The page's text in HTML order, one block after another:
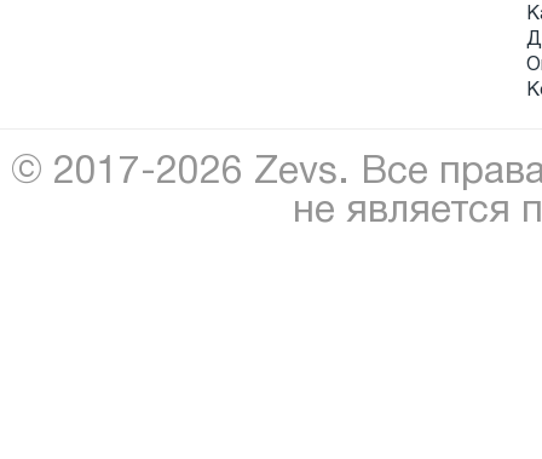
© 2017-2026 Zevs. Все
не является